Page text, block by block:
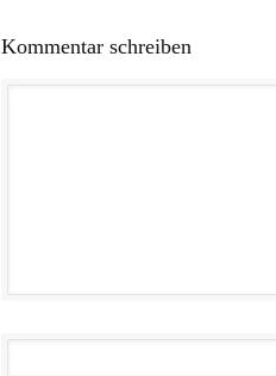
Kommentar schreiben